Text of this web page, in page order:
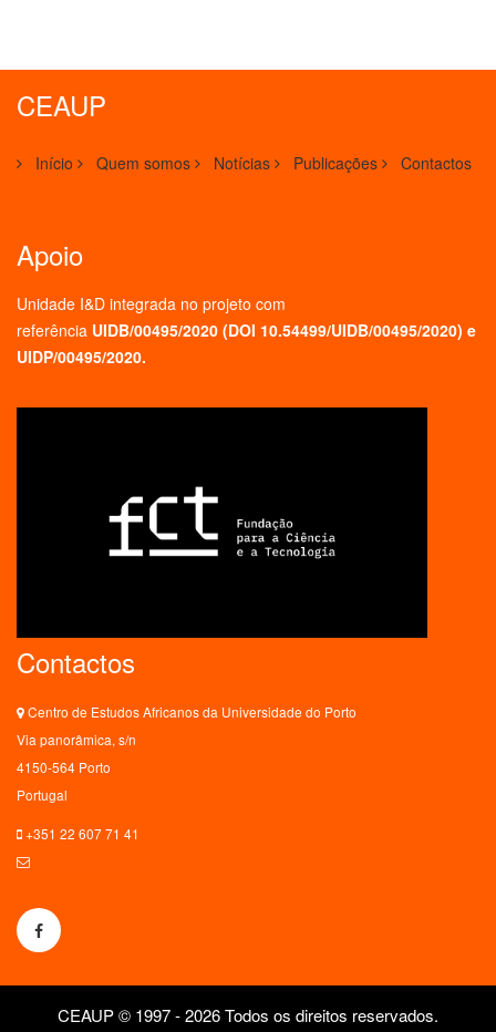
CEAUP
Início Quem somos Notícias Publicações Contactos
Apoio
Unidade I&D integrada no projeto com
referência UIDB/00495/2020 (DOI 10.54499/UIDB/00495/2020) e
UIDP/00495/2020.
Contactos
Centro de Estudos Africanos da Universidade do Porto
Via panorâmica, s/n
4150-564 Porto
Portugal
+351 22 607 71 41
CEAUP © 1997 - 2026 Todos os direitos reservados.